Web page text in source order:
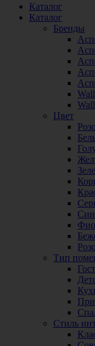
Каталог
Каталог
Бренды
Цвет
Тип
Стиль